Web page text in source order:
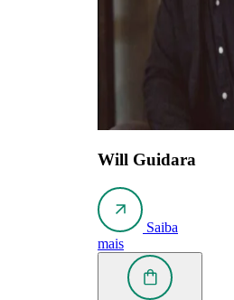
Will Guidara
Saiba
mais